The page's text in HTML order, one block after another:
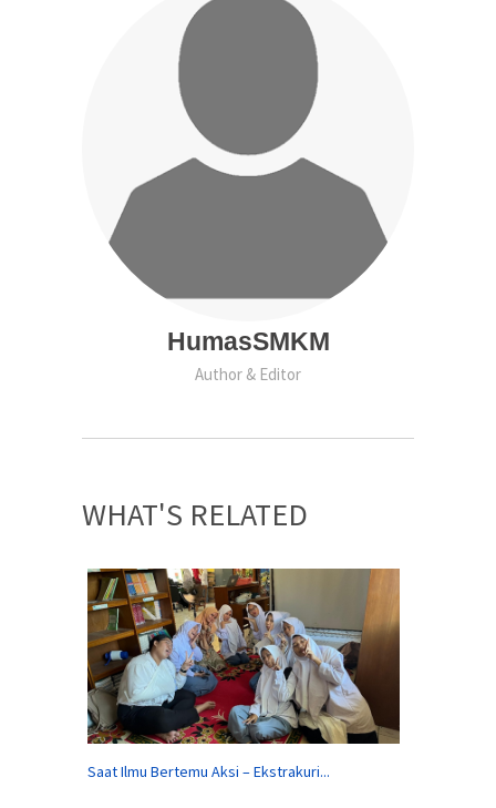
HumasSMKM
Author & Editor
WHAT'S RELATED
Saat Ilmu Bertemu Aksi – Ekstrakuri...